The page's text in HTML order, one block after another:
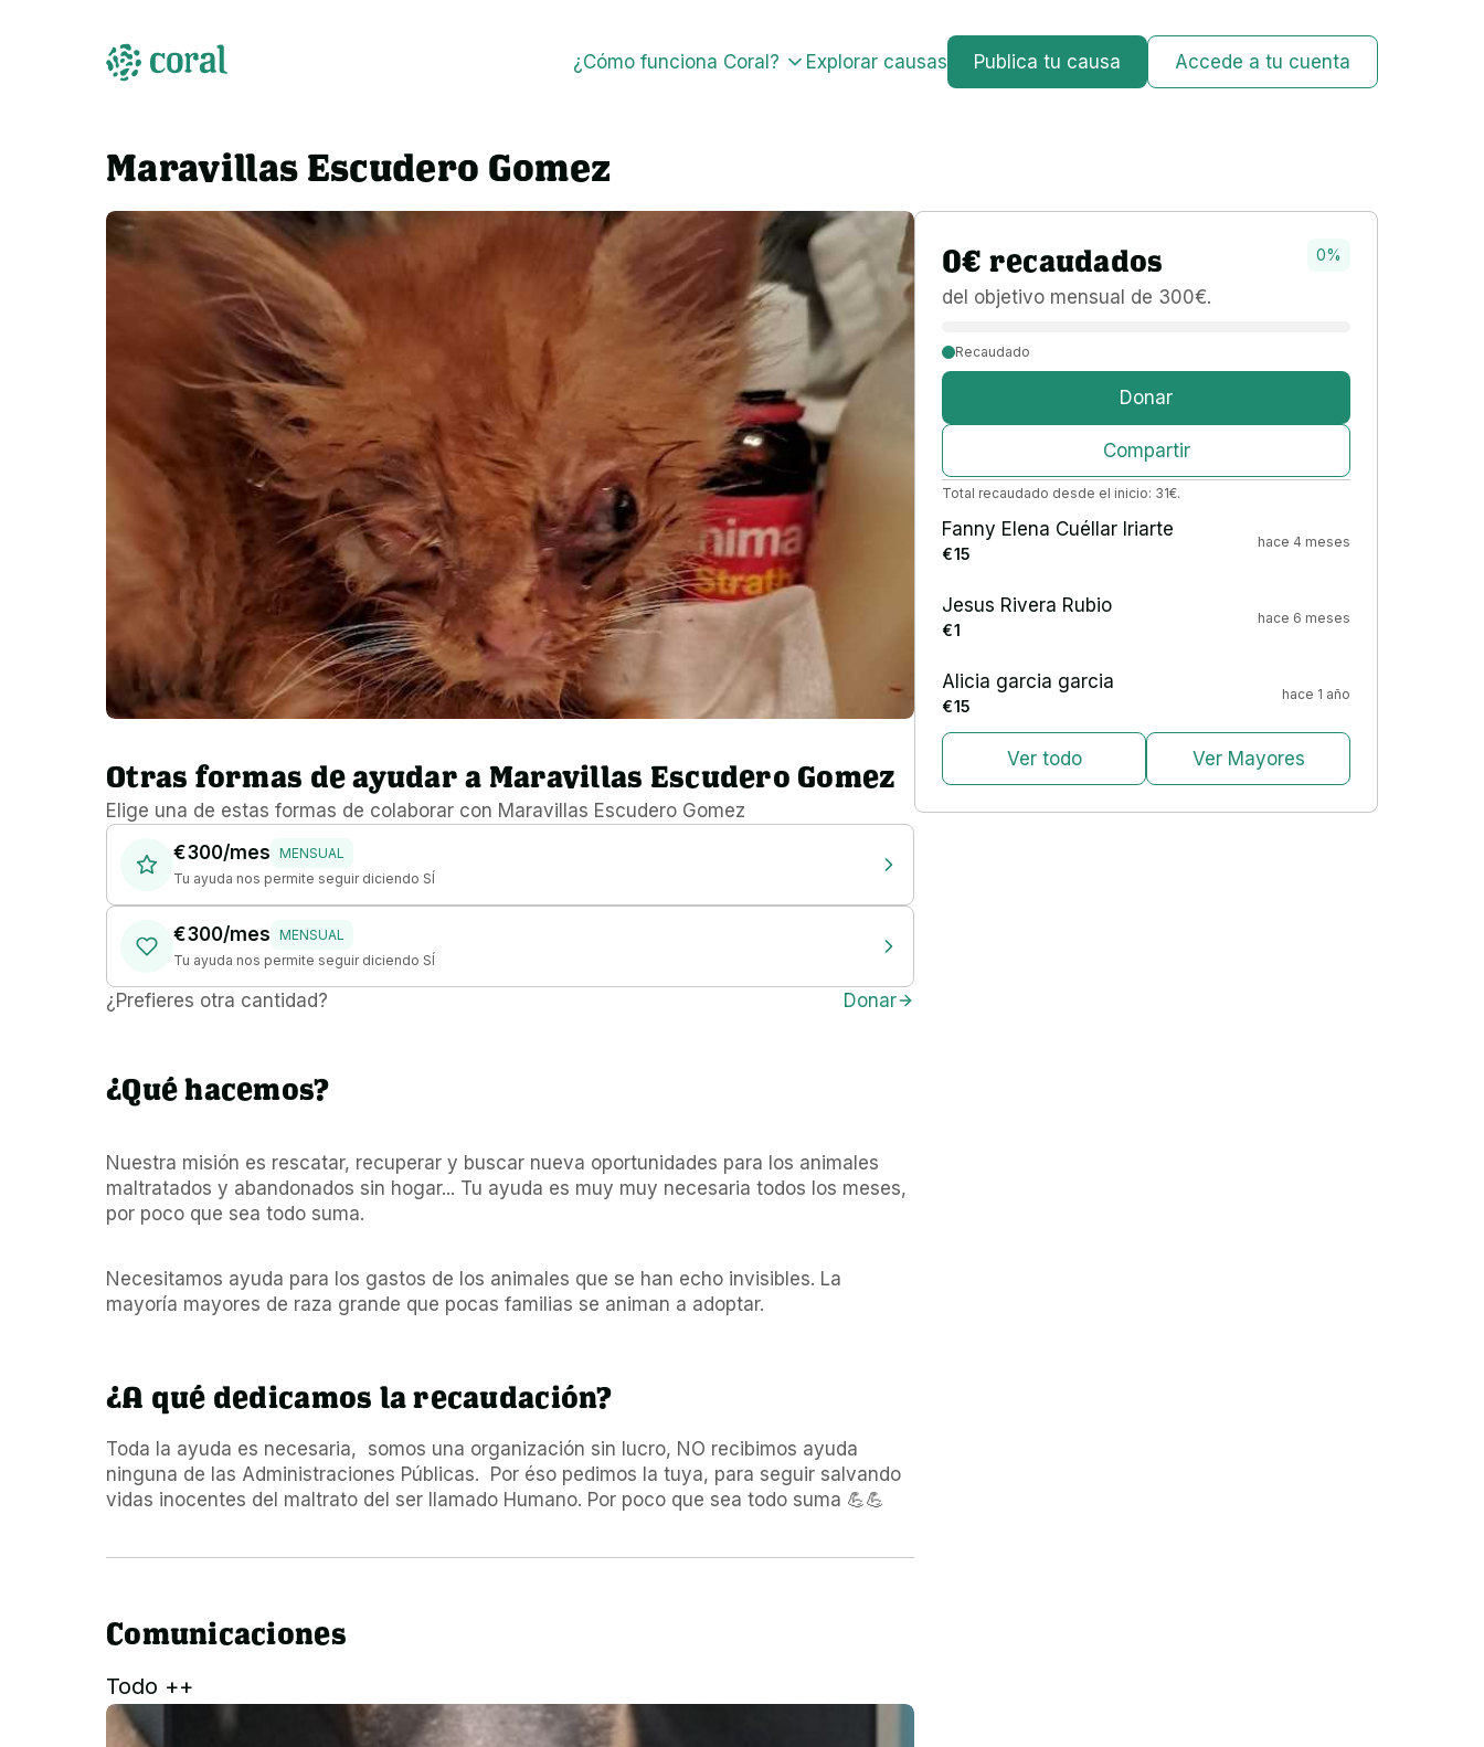
¿Cómo funciona Coral? Explorar causas Publica tu causa Accede a tu cuenta
Maravillas Escudero Gomez
Otras formas de ayudar a Maravillas Escudero Gomez
Elige una de estas formas de colaborar con Maravillas Escudero Gomez
€ 300/mes MENSUAL
Tu ayuda nos permite seguir diciendo SÍ
€ 300/mes MENSUAL
Tu ayuda nos permite seguir diciendo SÍ
¿Prefieres otra cantidad? Donar
¿Qué hacemos?
Nuestra misión es rescatar, recuperar y buscar nueva oportunidades para los animales
maltratados y abandonados sin hogar... Tu ayuda es muy muy necesaria todos los meses,
por poco que sea todo suma.
Necesitamos ayuda para los gastos de los animales que se han echo invisibles. La
mayoría mayores de raza grande que pocas familias se animan a adoptar.
¿A qué dedicamos la recaudación?
Toda la ayuda es necesaria,  somos una organización sin lucro, NO recibimos ayuda
ninguna de las Administraciones Públicas.  Por éso pedimos la tuya, para seguir salvando
vidas inocentes del maltrato del ser llamado Humano. Por poco que sea todo suma 💪💪
Comunicaciones
Todo ++
0€ recaudados
del objetivo mensual de 300€.
0%
Recaudado
Donar
Compartir
Total recaudado desde el inicio: 31€.
Fanny Elena Cuéllar Iriarte
€ 15
hace 4 meses
Jesus Rivera Rubio
€ 1
hace 6 meses
Alicia garcia garcia
€ 15
hace 1 año
Ver todo Ver Mayores